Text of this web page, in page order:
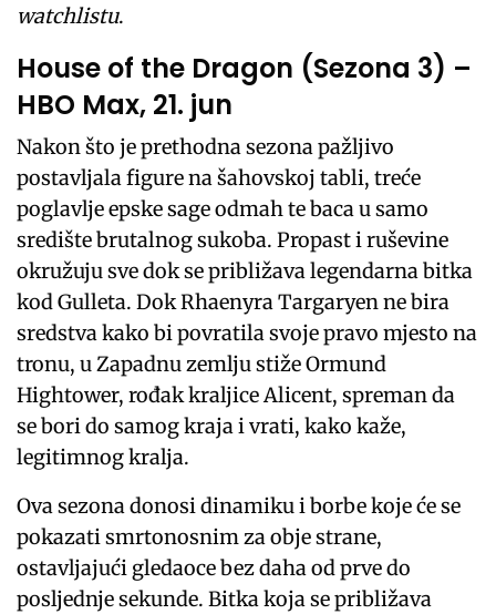
watchlistu.
House of the Dragon (Sezona 3) –
HBO Max, 21. jun
Nakon što je prethodna sezona pažljivo
postavljala figure na šahovskoj tabli, treće
poglavlje epske sage odmah te baca u samo
središte brutalnog sukoba. Propast i ruševine
okružuju sve dok se približava legendarna bitka
kod Gulleta. Dok Rhaenyra Targaryen ne bira
sredstva kako bi povratila svoje pravo mjesto na
tronu, u Zapadnu zemlju stiže Ormund
Hightower, rođak kraljice Alicent, spreman da
se bori do samog kraja i vrati, kako kaže,
legitimnog kralja.
Ova sezona donosi dinamiku i borbe koje će se
pokazati smrtonosnim za obje strane,
ostavljajući gledaoce bez daha od prve do
posljednje sekunde. Bitka koja se približava